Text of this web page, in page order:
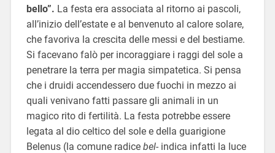
bello”. La festa era associata al ritorno ai pascoli,
all’inizio dell’estate e al benvenuto al calore solare,
che favoriva la crescita delle messi e del bestiame.
Si facevano falò per incoraggiare i raggi del sole a
penetrare la terra per magia simpatetica. Si pensa
che i druidi accendessero due fuochi in mezzo ai
quali venivano fatti passare gli animali in un
magico rito di fertilità. La festa potrebbe essere
legata al dio celtico del sole e della guarigione
Belenus (la comune radice bel-indica infatti la luce